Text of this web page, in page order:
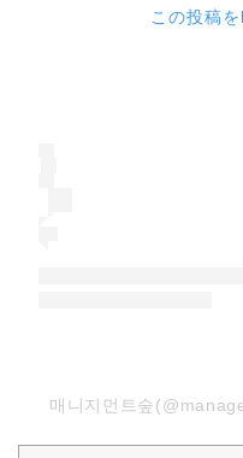
この投稿
매니지먼트숲